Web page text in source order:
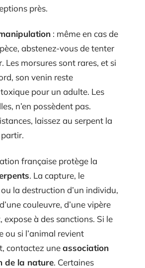
près.
: même en cas de
abstenez-vous de tenter
Les morsures sont rares, et si
son venin reste
pour un adulte. Les
n’en possèdent pas.
laissez au serpent la
française protège la
. La capture, le
la destruction d’un individu,
couleuvre, d’une vipère
expose à des sanctions. Si le
ou si l’animal revient
contactez uneassociation
de la nature. Certaines